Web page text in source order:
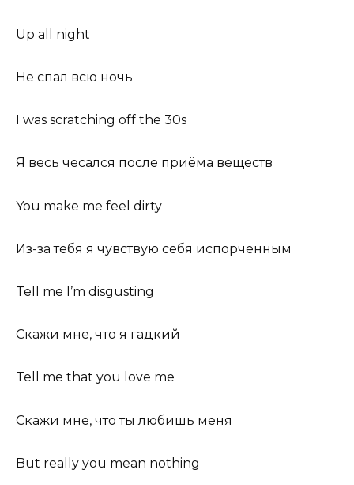
Up all night
Не спал всю ночь
I was scratching off the 30s
Я весь чесался после приёма веществ
You make me feel dirty
Из-за тебя я чувствую себя испорченным
Tell me I’m disgusting
Скажи мне, что я гадкий
Tell me that you love me
Скажи мне, что ты любишь меня
But really you mean nothing